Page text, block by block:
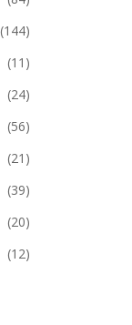
(144)
(11)
(24)
(56)
(21)
(39)
(20)
(12)